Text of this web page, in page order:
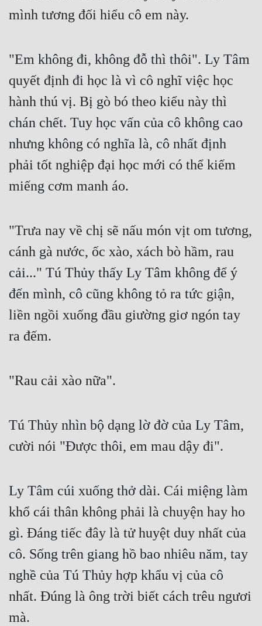
Hài Hước
Học Đường
Khoa Huyễn
Kinh Dị
Kiếm Hiệp
Kỳ Huyễn
Linh Dị
Làm Giàu
Lịch Sử
Mưu Mô
Nữ Cường
Nữ Phụ
Phương Tây
Phản Phái
Quan Trường
Quân Sự
Sảng Văn
mình tương đối hiểu cô em này.
"Em không đi, không đỗ thì thôi". Ly Tâm
quyết định đi học là vì cô nghĩ việc học
hành thú vị. Bị gò bó theo kiểu này thì
chán chết. Tuy học vấn của cô không cao
nhưng không có nghĩa là, cô nhất định
phải tốt nghiệp đại học mới có thể kiếm
miếng cơm manh áo.
"Trưa nay về chị sẽ nấu món vịt om tương,
cánh gà nước, ốc xào, xách bò hầm, rau
cải..." Tú Thủy thấy Ly Tâm không để ý
đến mình, cô cũng không tỏ ra tức giận,
liền ngồi xuống đầu giường giơ ngón tay
ra đếm.
"Rau cải xào nữa".
Tú Thủy nhìn bộ dạng lờ đờ của Ly Tâm,
cười nói "Được thôi, em mau dậy đi".
Ly Tâm cúi xuống thở dài. Cái miệng làm
khổ cái thân không phải là chuyện hay ho
gì. Đáng tiếc đây là tử huyệt duy nhất của
cô. Sống trên giang hồ bao nhiêu năm, tay
nghề của Tú Thủy hợp khẩu vị của cô
nhất. Đúng là ông trời biết cách trêu ngươi
mà.